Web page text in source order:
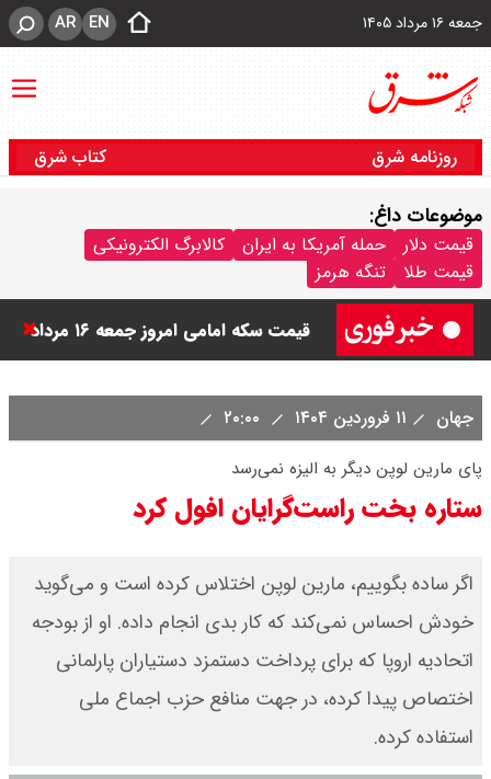
جمعه ۱۶ مرداد ۱۴۰۵ EN
AR
روزنامه شرق کتاب شرق
موضوعات داغ:
قیمت دلار حمله آمریکا به ایران
کالابرگ الکترونیکی
قیمت طلا
تنگه هرمز ۱۴۰۵ اعلام شد + جدول
قیمت سکه امامی امروز جمعه ۱۶ مرداد
۱۴۰۵/ صعود طلا ادامه‌دار شد
۱۴۰۵ اعلام شد/ طلا بر مدار صعود
قیمت نفت امروز جمعه ۱۶ مرداد ۱۴۰۵
/ نفت صعودی شد + جدول
جهان ۱۱ فروردین ۱۴۰۴
پای مارین لوپن دیگر به الیزه نمی‌رسد
ستاره بخت راست‌گرایان افول کرد
اگر ساده بگوییم، مارین لوپن اختلاس کرده است و می‌گوید
خودش احساس نمی‌کند که کار بدی انجام داده. او از بودجه
اتحادیه اروپا که برای پرداخت دستمزد دستیاران پارلمانی
اختصاص پیدا کرده، در جهت منافع حزب اجماع ملی
استفاده کرده.